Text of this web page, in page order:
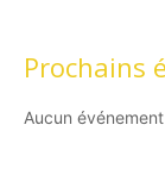
Prochains
Aucun